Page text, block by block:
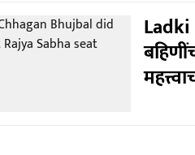
Ladki